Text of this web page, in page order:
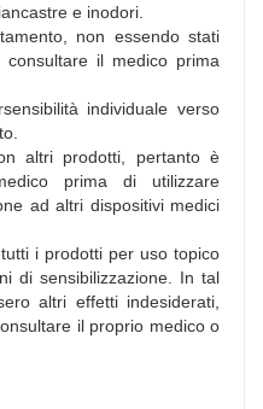
e inodori.
non essendo stati
il medico prima
individuale verso
altri prodotti, pertanto è
prima di utilizzare
ad altri dispositivi medici
i prodotti per uso topico
di sensibilizzazione. In tal
altri effetti indesiderati,
il proprio medico o